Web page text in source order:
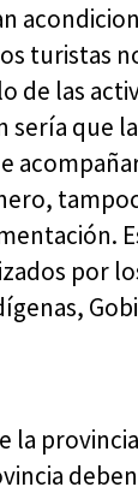
turistas
de las
sería que
por
la